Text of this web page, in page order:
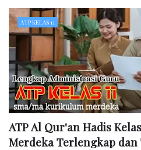
ATP KELAS 11
ATP Al Qur'an Hadis
Merdeka Terlengkap